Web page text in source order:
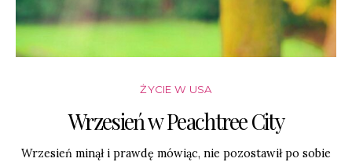
ŻYCIE W USA
Wrzesień w Peachtree City
Wrzesień minął i prawdę mówiąc, nie pozostawił po sobie